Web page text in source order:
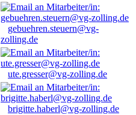
gebuehren.steuern@vg-
zolling.de
ute.gresser@vg-zolling.de
brigitte.haberl@vg-zolling.de